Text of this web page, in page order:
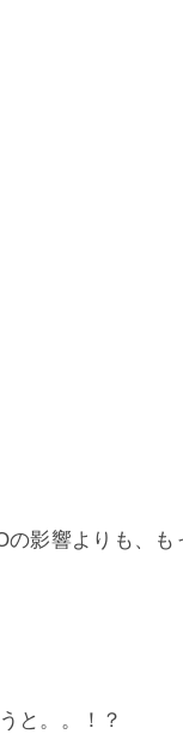
の影響よりも、も
と。。！？